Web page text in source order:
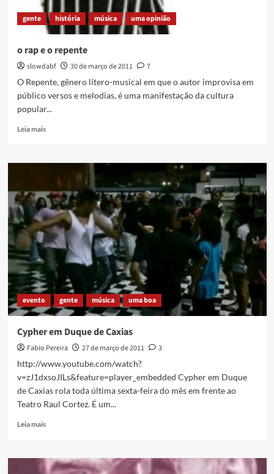
gente história música uma opinião
o rap e o repente
slowdabf 30 de março de 2011
7
O Repente, gênero lítero-musical em que o autor improvisa em
público versos e melodias, é uma manifestação da cultura
popular...
Leia maisRead
o
o
repente
evento gente música uma boa
Cypher em Duque de Caxias
Fabio Pereira 27 de março de 2011
3
http://www.youtube.com/watch?
v=zJ1dxsoJILs&feature=player_embedded Cypher em Duque
de Caxias rola toda última sexta-feira do mês em frente ao
Teatro Raul Cortez. É um...
Leia maisRead
Cypher
em